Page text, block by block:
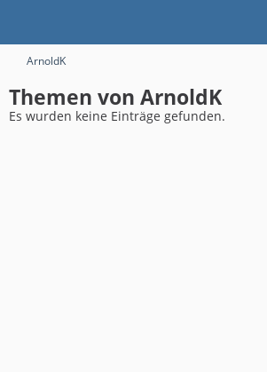
ArnoldK
Themen von ArnoldK
Es wurden keine Einträge gefunden.